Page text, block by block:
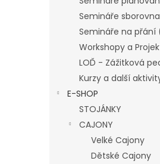
Semináře
Semináře na přání
Workshopy a
LOĎ - Zážitková
Kurzy a další
E-SHOP
STOJÁNKY
CAJONY
Velké Cajony
Dětské Cajony